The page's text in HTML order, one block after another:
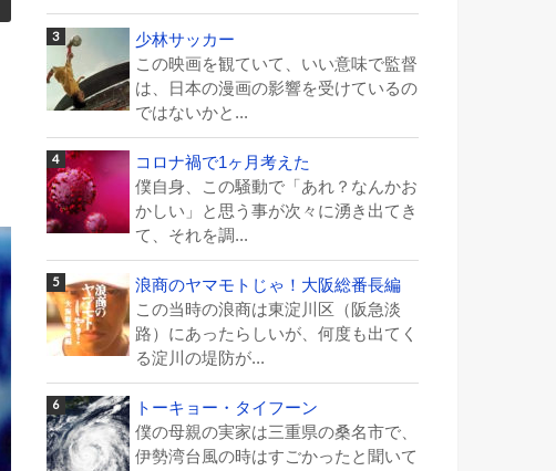
少林サッカー
この映画を観ていて、いい意味で監督
は、日本の漫画の影響を受けているの
ではないかと...
コロナ禍で1ヶ月考えた
僕自身、この騒動で「あれ？なんかお
かしい」と思う事が次々に湧き出てき
て、それを調...
浪商のヤマモトじゃ！大阪総番長編
この当時の浪商は東淀川区（阪急淡
路）にあったらしいが、何度も出てく
る淀川の堤防が...
トーキョー・タイフーン
僕の母親の実家は三重県の桑名市で、
伊勢湾台風の時はすごかったと聞いて